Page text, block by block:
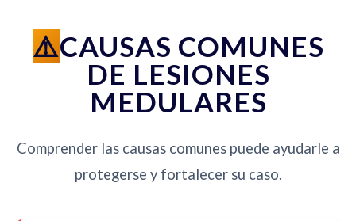
CAUSAS COMUNES
DE LESIONES
MEDULARES
Comprender las causas comunes puede ayudarle a
protegerse y fortalecer su caso.